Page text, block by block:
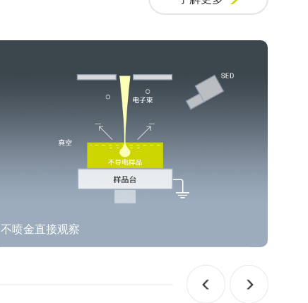
不喷金直接观察